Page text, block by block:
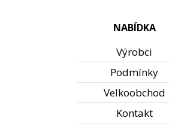
NABÍDKA
Výrobci
Podmínky
Velkoobchod
Kontakt